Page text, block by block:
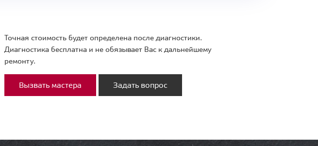
Точная стоимость будет определена после диагностики.
Диагностика бесплатна и не обязывает Вас к дальнейшему
ремонту.
Вызвать мастера Задать вопрос